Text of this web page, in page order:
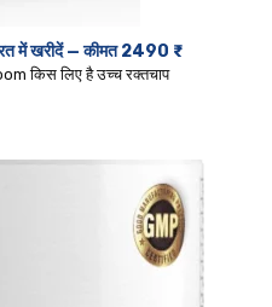
में खरीदें — कीमत 2490 ₹
किस लिए है उच्च रक्तचाप